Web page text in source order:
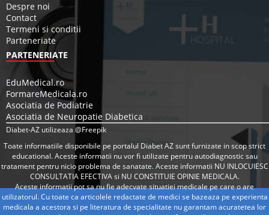
Despre noi
Contact
Termeni si conditii
Parteneriate
PARTENERIATE
EduMedical.ro
FormareMedicala.ro
Asociatia de Podiatrie
Asociatia de Neuropatie Diabetica
Diabet-AZ utilizeaza @Freepik
Toate informatiile disponibile pe portalul Diabet AZ sunt furnizate in scop strict
educational. Aceste informatii nu vor fi utilizate pentru autodiagnostic sau
tratament pentru nicio problema de sanatate. Aceste informatii NU INLOCUIESC
CONSULTATIA EFECTIVA si NU CONSTITUIE OPINIE MEDICALA.
Aceste informatii pot sa nu fie adecvate situatiei medicale pe care o are
utilizatorul. Cu toate ca articolele redactate de medici se bazeaza pe experienta
medicala a acestora si pe literatura de specialitate nu garantam acuratetea lor